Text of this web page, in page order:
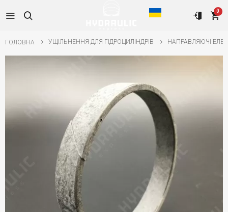
0
ГОЛОВНА УЩІЛЬНЕННЯ ДЛЯ ГІДРОЦИЛІНДРІВ НАПРАВЛЯЮЧІ